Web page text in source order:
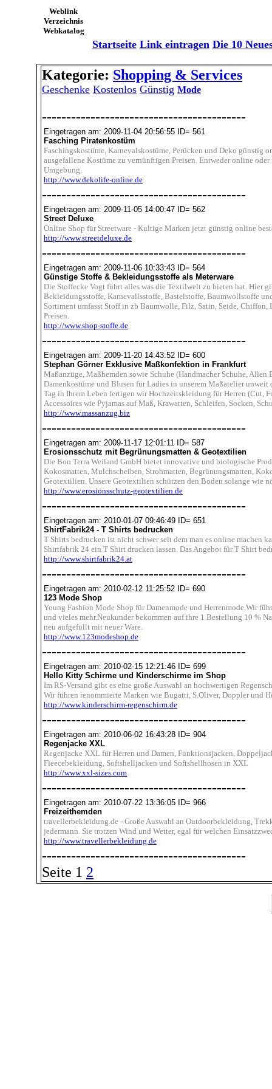
Weblink
Verzeichnis
Webkatalog
Startseite Link eintragen Die 10
Kategorie: Shopping & Services
Geschenke Kostenlos Günstig Mode
------------------------------------------
Eingetragen am: 2009-11-04 20:56:55 ID= 561
Fasching Piratenkostüm
Faschingskostüme, Karnevalskostüme, Perücken und Deko günstig
ausgefallene Kostüme zu vernünftigen Preisen. Entweder online
Umgebung.
http://www.dekolife-online.de
------------------------------------------
Eingetragen am: 2009-11-05 14:00:47 ID= 562
Street Deluxe
Online Shop für Streetware - Kultige Marken jetzt günstig online
http://www.streetdeluxe.de
------------------------------------------
Eingetragen am: 2009-11-06 10:33:43 ID= 564
Günstige Stoffe & Bekleidungsstoffe als Meterware
Die Stoffecke Vogt führt alles was die Textilwelt zu bieten hat. Hier
Bekleidungsstoffe, Karnevallsstoffe, Bastelstoffe, Baumwollstoffe
Sortiment umfasst Stoff in zb Baumwolle, Filz, Satin, Seide, Chiffon,
Preisen.
http://www.shop-stoffe.de
------------------------------------------
Eingetragen am: 2009-11-20 14:43:52 ID= 600
Stephan Görner Exklusive Maßkonfektion in Frankfurt
Maßanzüge, Maßhemden sowie Schuhe (Handmacher Schuhe,
Damenkostüme und Blusen für Ladies in unserem Maßatelier
Tag in Ihrem Leben fertigen wir Hochzeitskleidung für Herren (Cut,
Accessoires wie Pyjamas auf Maß, Krawatten, Schleifen, Socken,
http://www.massanzug.biz
------------------------------------------
Eingetragen am: 2009-11-17 12:01:11 ID= 587
Erosionsschutz mit Begrünungsmatten & Geotextilien
Die Bon Terra Weiland GmbH bietet innovative und biologische
Kokosmatten, Mulchscheiben, Strohmatten, Begrünungsmatten,
Geotextilien. Unsere Geotextilien schützen den Boden solange wie
http://www.erosionsschutz-geotextilien.de
------------------------------------------
Eingetragen am: 2010-01-07 09:46:49 ID= 651
ShirtFabrik24 - T Shirts bedrucken
T Shirts bedrucken ist nicht schwer seit dem man es online machen
Shirtfabrik 24 ein T Shirt drucken lassen. Das Angebot für T Shirt
http://www.shirtfabrik24.at
------------------------------------------
Eingetragen am: 2010-02-12 11:25:52 ID= 690
123 Mode Shop
Young Fashion Mode Shop für Damenmode und Herrenmode.Wir
und vieles mehr.Neukunder bekommen auf ihre 1 Bestellung 10 %
neu aufgefüllt mit neuer Ware.
http://www.123modeshop.de
------------------------------------------
Eingetragen am: 2010-02-15 12:21:46 ID= 699
Hello Kitty Schirme und Kinderschirme im Shop
Im RS-Versand gibt es eine große Auswahl an hochwertigen
Wir führen renommierte Marken wie Bugatti, S.Oliver, Doppler und
http://www.kinderschirm-regenschirm.de
------------------------------------------
Eingetragen am: 2010-06-02 16:43:28 ID= 904
Regenjacke XXL
Regenjacke XXL für Herren und Damen, Funktionsjacken,
Fleecebekleidung, Softshelljacken und Softshellhosen in XXL
http://www.xxl-sizes.com
------------------------------------------
Eingetragen am: 2010-07-22 13:36:05 ID= 966
Freizeithemden
travellerbekleidung.de - Große Auswahl an Outdoorbekleidung,
jedermann. Sie trotzen Wind und Wetter, egal für welchen
http://www.travellerbekleidung.de
------------------------------------------
Seite 1 2